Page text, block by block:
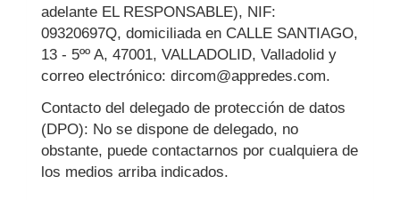
adelante EL RESPONSABLE), NIF:
09320697Q, domiciliada en CALLE SANTIAGO,
13 - 5ºº A, 47001, VALLADOLID, Valladolid y
correo electrónico: dircom@appredes.com.
Contacto del delegado de protección de datos
(DPO): No se dispone de delegado, no
obstante, puede contactarnos por cualquiera de
los medios arriba indicados.